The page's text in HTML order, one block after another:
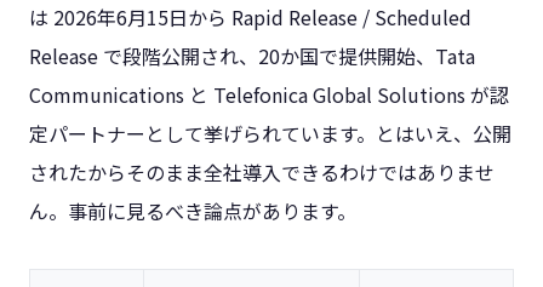
は 2026年6月15日から Rapid Release / Scheduled
Release で段階公開され、20か国で提供開始、Tata
Communications と Telefonica Global Solutions が認
定パートナーとして挙げられています。とはいえ、公開
されたからそのまま全社導入できるわけではありませ
ん。事前に見るべき論点があります。